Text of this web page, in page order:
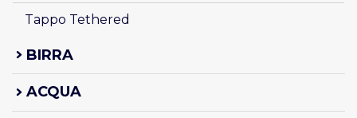
Tappo Tethered
BIRRA
ACQUA